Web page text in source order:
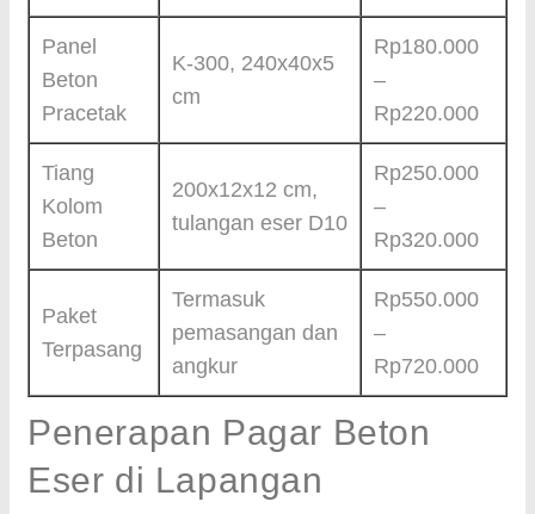
Panel
Beton
Pracetak
K-300, 240x40x5
cm
Rp180.000
–
Rp220.000
Tiang
Kolom
Beton
200x12x12 cm,
tulangan eser D10
Rp250.000
–
Rp320.000
Paket
Terpasang
Termasuk
pemasangan dan
angkur
Rp550.000
–
Rp720.000
Penerapan Pagar Beton
Eser di Lapangan